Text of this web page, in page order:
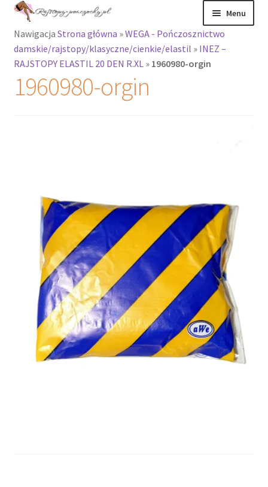
Przejdź
nawigacji
Przejdź
treści
Menu
Rajstopy
Rozwiń
menu
potomne
Wszystkie
produkty
Recenzje
Rozwiń
menu
potomne
Nawigacja Strona główna »WEGA - Pończosznictwo
damskie/rajstopy/klasyczne/cienkie/elastil » INEZ –
RAJSTOPY ELASTIL 20 DEN R.XL» 1960980-orgin
1960980-orgin